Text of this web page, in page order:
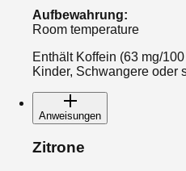
Aufbewahrung:
Room temperature
Enthält Koffein (63 mg/
Kinder, Schwangere oder
Anweisungen
Zitrone